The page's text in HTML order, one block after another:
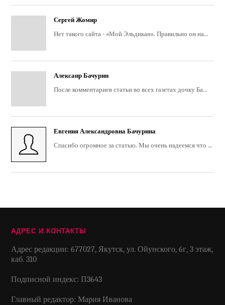
Сергей Жомир
Нет такого сайта - «Мой Эльдикан». Правильно он на...
Алексанр Бачурин
После комментариев статьи во всех газетах дочку Ба...
Евгения Александровна Бачурина
Спасибо огромное за статью. Мы очень надеемся что ...
АДРЕС И КОНТАКТЫ
Адрес редакции: 677027, Якутск, ул. Ойунского, 6г, 3 этаж,
каб. 310
Подписной индекс: П3643
Главный редактор: Мария Иванова